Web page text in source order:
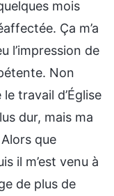
mois
Ҫa m’a
l’impression de
Non
travail d’Église
dur, mais ma
que
il m’est venu à
de plus de